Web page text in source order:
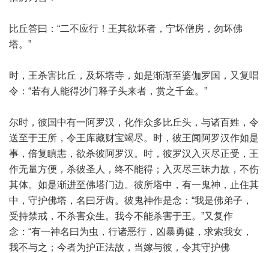
比丘答曰：“二不应行！王其欲坏者，宁坏僧房，勿坏佛
塔。”
时，王杀害比丘，及坏塔寺，如是渐渐至婆伽罗国，又复唱
令：“若有人能得沙门释子头来者，赏之千金。”
尔时，彼国中有一阿罗汉，化作众多比丘头，与诸百姓，令
送至于王所，令王库藏财宝竭尽。时，彼王闻阿罗汉作如是
事，倍复瞋恚，欲杀彼阿罗汉。时，彼罗汉入灭尽正受，王
作无量方便，杀彼圣人，终不能得；入灭尽三昧力故，不伤
其体。如是渐进至佛塔门边。彼所塔中，有一鬼神，止住其
中，守护佛塔，名曰牙齿。彼鬼神作是念：“我是佛弟子，
受持禁戒，不杀害众生。我今不能杀害于王。”又复作
念：“有一神名曰为虫，行诸恶行，凶暴勇健，求索我女，
我不与之；今者为护正法故，当嫁与彼，令其守护佛